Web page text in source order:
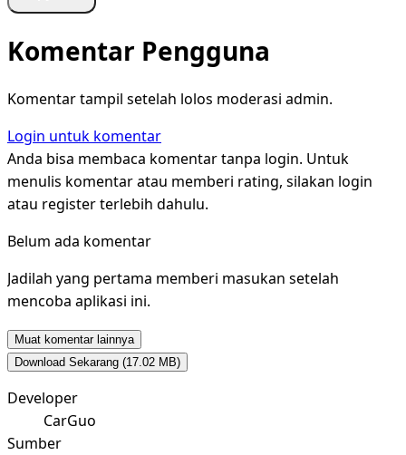
Komentar Pengguna
Komentar tampil setelah lolos moderasi admin.
Login untuk komentar
Anda bisa membaca komentar tanpa login. Untuk
menulis komentar atau memberi rating, silakan login
atau register terlebih dahulu.
Belum ada komentar
Jadilah yang pertama memberi masukan setelah
mencoba aplikasi ini.
Muat komentar lainnya
Download Sekarang (17.02 MB)
Developer
CarGuo
Sumber